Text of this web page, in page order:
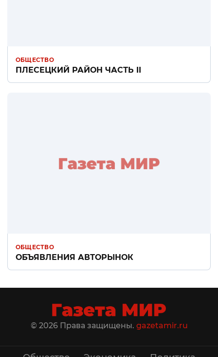
ОБЩЕСТВО
ПЛЕСЕЦКИЙ РАЙОН ЧАСТЬ II
ОБЩЕСТВО
ОБЪЯВЛЕНИЯ АВТОРЫНОК
© 2026 Права защищены. gazetamir.ru